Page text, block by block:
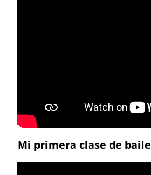
Mi primera clase de baile